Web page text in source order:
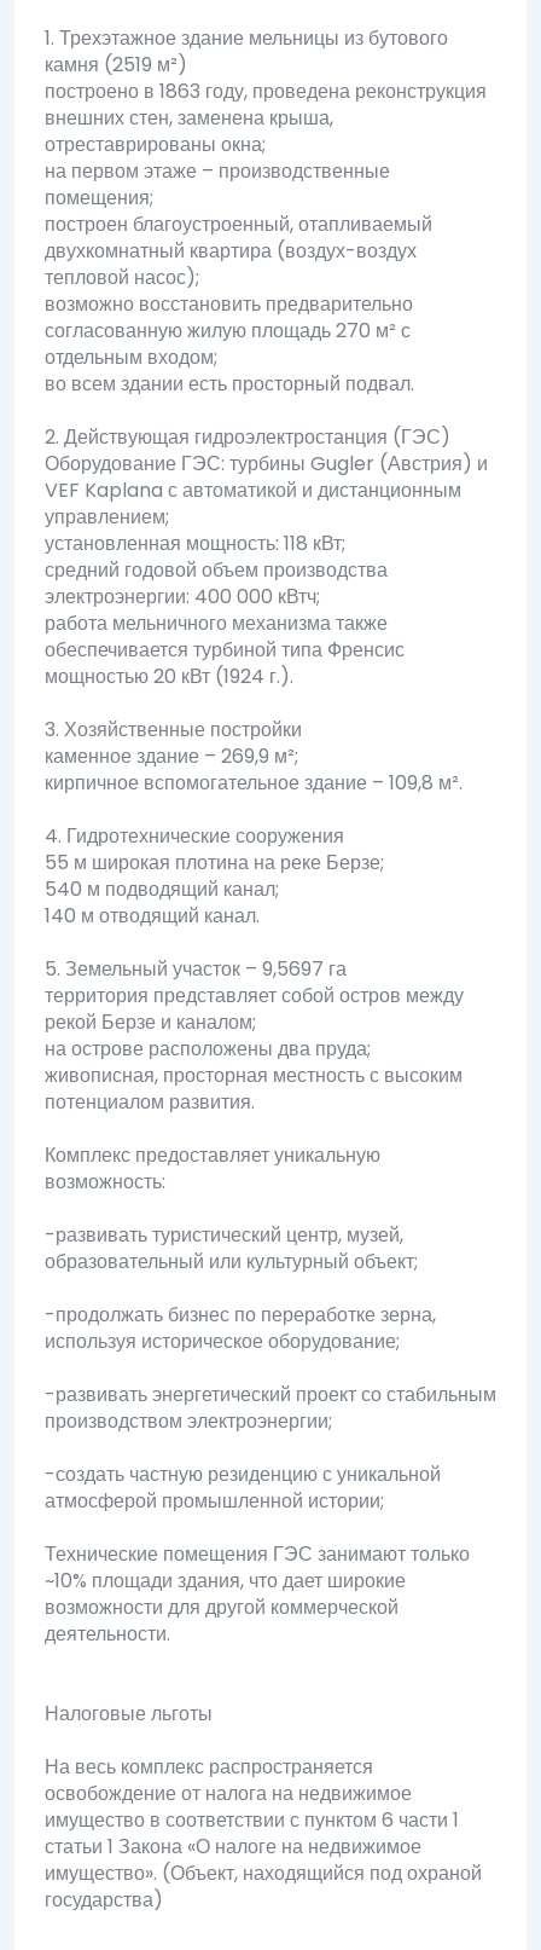
1. Трехэтажное здание мельницы из бутового
камня (2519 м²)
построено в 1863 году, проведена реконструкция
внешних стен, заменена крыша,
отреставрированы окна;
на первом этаже – производственные
помещения;
построен благоустроенный, отапливаемый
двухкомнатный квартира (воздух-воздух
тепловой насос);
возможно восстановить предварительно
согласованную жилую площадь 270 м² с
отдельным входом;
во всем здании есть просторный подвал.
2. Действующая гидроэлектростанция (ГЭС)
Оборудование ГЭС: турбины Gugler (Австрия) и
VEF Kaplana с автоматикой и дистанционным
управлением;
установленная мощность: 118 кВт;
средний годовой объем производства
электроэнергии: 400 000 кВтч;
работа мельничного механизма также
обеспечивается турбиной типа Френсис
мощностью 20 кВт (1924 г.).
3. Хозяйственные постройки
каменное здание – 269,9 м²;
кирпичное вспомогательное здание – 109,8 м².
4. Гидротехнические сооружения
55 м широкая плотина на реке Берзе;
540 м подводящий канал;
140 м отводящий канал.
5. Земельный участок – 9,5697 га
территория представляет собой остров между
рекой Берзе и каналом;
на острове расположены два пруда;
живописная, просторная местность с высоким
потенциалом развития.
Комплекс предоставляет уникальную
возможность:
-развивать туристический центр, музей,
образовательный или культурный объект;
-продолжать бизнес по переработке зерна,
используя историческое оборудование;
-развивать энергетический проект со стабильным
производством электроэнергии;
-создать частную резиденцию с уникальной
атмосферой промышленной истории;
Технические помещения ГЭС занимают только
~10% площади здания, что дает широкие
возможности для другой коммерческой
деятельности.
Налоговые льготы
На весь комплекс распространяется
освобождение от налога на недвижимое
имущество в соответствии с пунктом 6 части 1
статьи 1 Закона «О налоге на недвижимое
имущество». (Объект, находящийся под охраной
государства)